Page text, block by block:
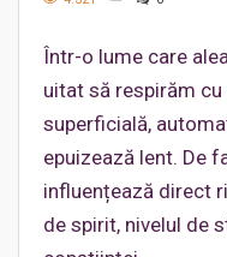
Într-o lume care
uitat să respirăm
superficială,
epuizează lent. De
influențează direct
de spirit, nivelul de